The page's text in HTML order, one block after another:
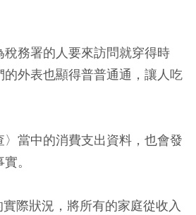
務署的人要來訪問就穿得時
外表也顯得普普通通，讓人吃
當中的消費支出資料，也會發
。
際狀況，將所有的家庭從收入